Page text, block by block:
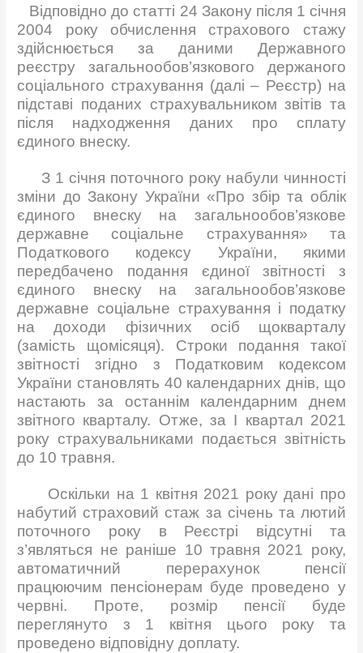
Відповідно до статті 24 Закону після 1 січня
2004 року обчислення страхового стажу
здійснюється за даними Державного
реєстру загальнообов’язкового держаного
соціального страхування (далі – Реєстр) на
підставі поданих страхувальником звітів та
після надходження даних про сплату
єдиного внеску.
З 1 січня поточного року набули чинності
зміни до Закону України «Про збір та облік
єдиного внеску на загальнообов’язкове
державне соціальне страхування» та
Податкового кодексу України, якими
передбачено подання єдиної звітності з
єдиного внеску на загальнообов’язкове
державне соціальне страхування і податку
на доходи фізичних осіб щокварталу
(замість щомісяця). Строки подання такої
звітності згідно з Податковим кодексом
України становлять 40 календарних днів, що
настають за останнім календарним днем
звітного кварталу. Отже, за І квартал 2021
року страхувальниками подається звітність
до 10 травня.
Оскільки на 1 квітня 2021 року дані про
набутий страховий стаж за січень та лютий
поточного року в Реєстрі відсутні та
з’являться не раніше 10 травня 2021 року,
автоматичний перерахунок пенсії
працюючим пенсіонерам буде проведено у
червні. Проте, розмір пенсії буде
переглянуто з 1 квітня цього року та
проведено відповідну доплату.